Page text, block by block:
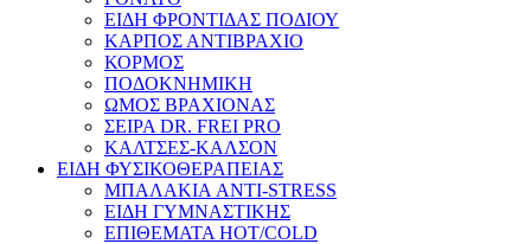
ΕΙΔΗ ΦΡΟΝΤΙΔΑΣ ΠΟΔΙΟΥ
ΚΑΡΠΟΣ ΑΝΤΙΒΡΑΧΙΟ
ΚΟΡΜΟΣ
ΠΟΔΟΚΝΗΜΙΚΗ
ΩΜΟΣ ΒΡΑΧΙΟΝΑΣ
ΣΕΙΡΑ DR. FREI PRO
ΚΑΛΤΣΕΣ-ΚΑΛΣΟΝ
ΕΙΔΗ ΦΥΣΙΚΟΘΕΡΑΠΕΙΑΣ
ΜΠΑΛΑΚΙΑ ANTI-STRESS
ΕΙΔΗ ΓΥΜΝΑΣΤΙΚΗΣ
ΕΠΙΘΕΜΑΤΑ HOT/COLD